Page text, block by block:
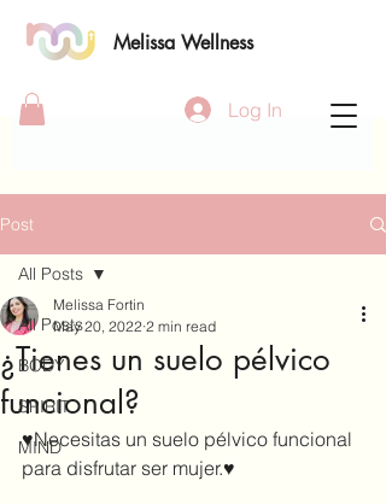
Melissa Wellness
Log In
Post
All Posts
BODY
SPIRIT
MIND
All Posts
¿Tienes un suelo pélvico
funcional?
Melissa Fortin
May 20, 2022 2 min read
♥️Necesitas un suelo pélvico funcional
para disfrutar ser mujer.♥️